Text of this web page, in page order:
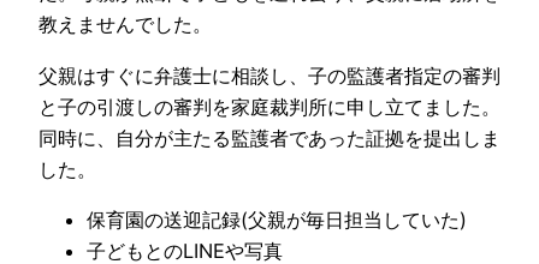
教えませんでした。
父親はすぐに弁護士に相談し、子の監護者指定の審判
と子の引渡しの審判を家庭裁判所に申し立てました。
同時に、自分が主たる監護者であった証拠を提出しま
した。
保育園の送迎記録(父親が毎日担当していた)
子どもとのLINEや写真